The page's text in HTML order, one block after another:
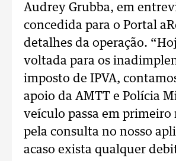
Audrey Grubba, em
concedida para o Portal
detalhes da operação.
voltada para os
imposto de IPVA,
apoio da AMTT e Polícia
veículo passa em primeiro
pela consulta no nosso
acaso exista qualquer